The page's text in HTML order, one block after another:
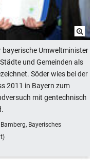
bayerische Umweltminister
und Gemeinden als
Söder wies bei der
2011 in Bayern zum
mit gentechnisch
Bayerisches